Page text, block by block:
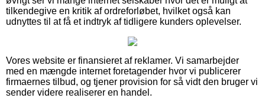
tilkendegive en kritik af ordreforløbet, hvilket også kan
udnyttes til at få et indtryk af tidligere kunders oplevelser.
Vores website er finansieret af reklamer. Vi samarbejder
med en mængde internet foretagender hvor vi publicerer
firmaernes tilbud, og tjener provision for så vidt den bruger vi
sender videre realiserer en handel.